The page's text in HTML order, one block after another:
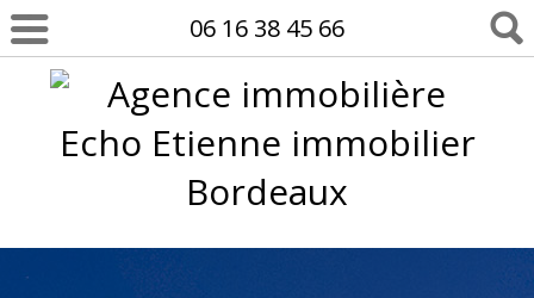
06 16 38 45 66